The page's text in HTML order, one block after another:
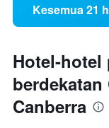
Kesemua 21
Hotel-hotel
berdekatan
Canberra